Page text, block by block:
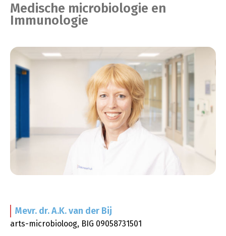
Medische microbiologie en
Immunologie
Mevr. dr. A.K.van der Bij
arts-microbioloog, BIG 09058731501